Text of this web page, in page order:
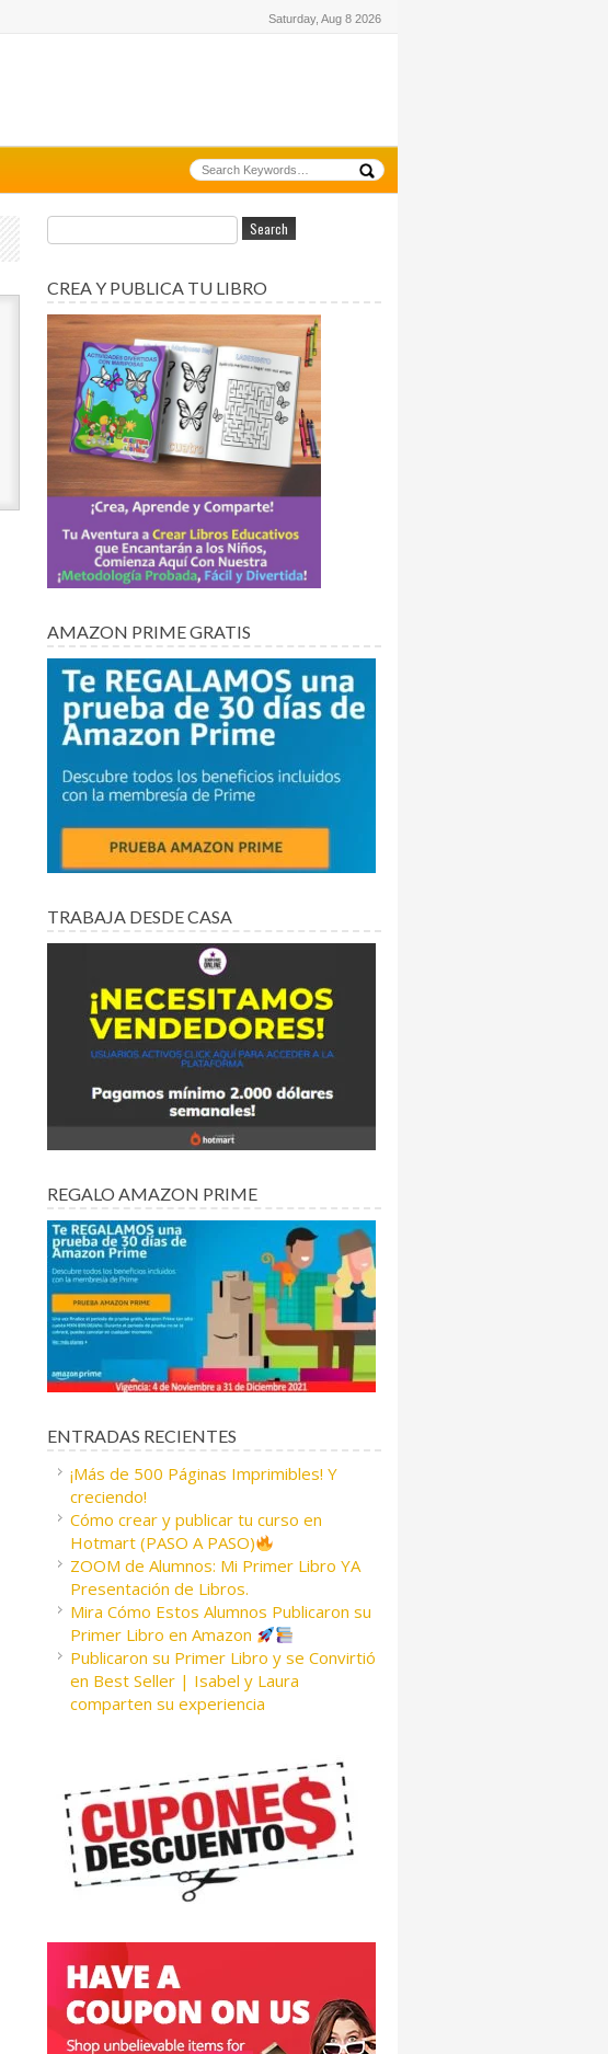
Saturday, Aug 8 2026
CREA Y PUBLICA TU LIBRO
AMAZON PRIME GRATIS
TRABAJA DESDE CASA
REGALO AMAZON PRIME
ENTRADAS RECIENTES
¡Más de 500 Páginas Imprimibles! Y
creciendo!
Cómo crear y publicar tu curso en
Hotmart (PASO A PASO)
ZOOM de Alumnos: Mi Primer Libro YA
Presentación de Libros.
Mira Cómo Estos Alumnos Publicaron su
Primer Libro en Amazon
Publicaron su Primer Libro y se Convirtió
en Best Seller | Isabel y Laura
comparten su experiencia